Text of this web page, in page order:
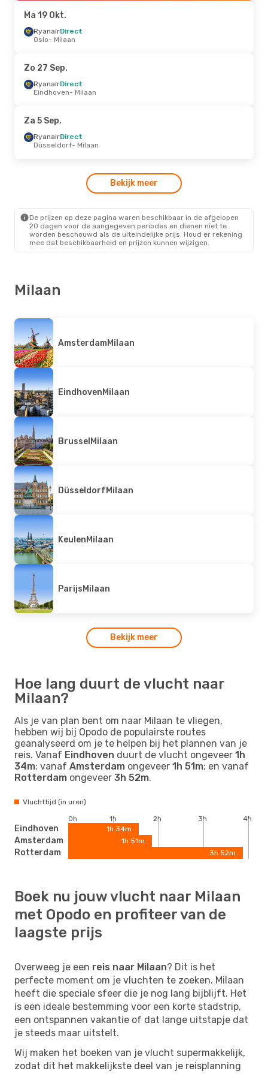
Milaan- Bari
Vr 9 Okt.- Za 10 Okt.
RyanairDirect
Milaan- Brussel
Ryanair
Brussel- Milaan
RyanairDirect
Milaan- Brussel
- Wo 7 Okt.
Ma 19 Okt.
RyanairDirect
Oslo- Milaan
Zo 27 Sep.
RyanairDirect
Eindhoven- Milaan
Za 5 Sep.
RyanairDirect
Düsseldorf- Milaan
Bekijk meer
De prijzen op deze pagina waren beschikbaar in de afgelopen
20 dagen voor de aangegeven periodes en dienen niet te
worden beschouwd als de uiteindelijke prijs. Houd er rekening
mee dat beschikbaarheid en prijzen kunnen wijzigen.
Milaan
AmsterdamMilaan
EindhovenMilaan
BrusselMilaan
DüsseldorfMilaan
KeulenMilaan
ParijsMilaan
Bekijk meer
Hoe lang duurt de vlucht naar
Milaan?
Als je van plan bent om naar Milaan te vliegen,
hebben wij bij Opodo de populairste routes
geanalyseerd om je te helpen bij het plannen van je
reis. Vanaf Eindhoven duurt de vlucht ongeveer 1h
34m; vanaf Amsterdam ongeveer 1h 51m; en vanaf
Rotterdam ongeveer 3h 52m.
Vluchttijd (in uren)
Eindhoven
Amsterdam
Rotterdam
0h 1h 2h 3h
4h
1h 34m
1h 51m
3h 52m
Boek nu jouw vlucht naar Milaan
met Opodo en profiteer van de
laagste prijs
Overweeg je een reis naar Milaan? Dit is het
perfecte moment om je vluchten te zoeken. Milaan
heeft die speciale sfeer die je nog lang bijblijft. Het
is een ideale bestemming voor een korte stadstrip,
een ontspannen vakantie of dat lange uitstapje dat
je steeds maar uitstelt.
Wij maken het boeken van je vlucht supermakkelijk,
zodat dit het makkelijkste deel van je reisplanning